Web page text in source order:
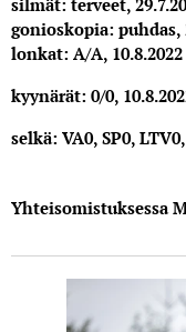
silmät: terveet,
gonioskopia: puhdas,
lonkat: A/A, 10.8.2022
kyynärät: 0/0,
selkä: VA0, SP0,
Yhteisomistuksessa